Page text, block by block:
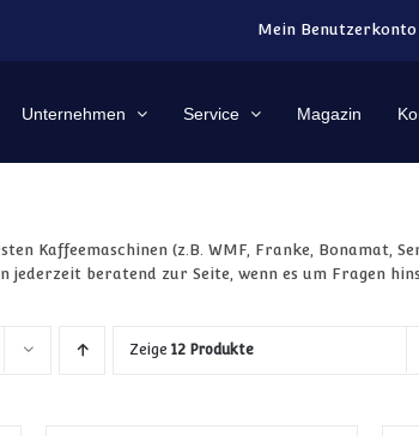
Mein Benutzerkonto
Unternehmen Service Magazin
Kaffeemaschinen (z.B. WMF, Franke, Bonamat,
beratend zur Seite, wenn es um Fragen
Zeige12 Produkte